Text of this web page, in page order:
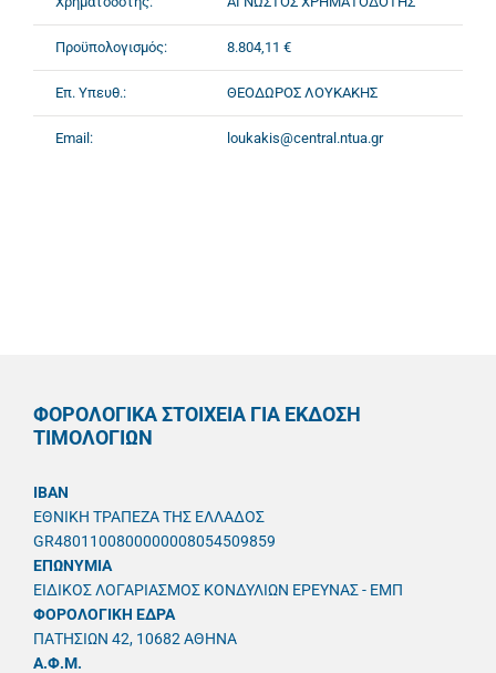
Προϋπολογισμός: 8.804,11 €
Επ. Υπευθ.: ΘΕΟΔΩΡΟΣ ΛΟΥΚΑΚΗΣ
Email: loukakis@central.ntua.gr
ΦΟΡΟΛΟΓΙΚΑ ΣΤΟΙΧΕΙΑ ΓΙΑ ΕΚΔΟΣΗ
ΤΙΜΟΛΟΓΙΩΝ
IBAN
ΕΘΝΙΚΗ ΤΡΑΠΕΖΑ ΤΗΣ ΕΛΛΑΔΟΣ
GR4801100800000008054509859
ΕΠΩΝΥΜΙΑ
ΕΙΔΙΚΟΣ ΛΟΓΑΡΙΑΣΜΟΣ ΚΟΝΔΥΛΙΩΝ ΕΡΕΥΝΑΣ - ΕΜΠ
ΦΟΡΟΛΟΓΙΚΗ ΕΔΡΑ
ΠΑΤΗΣΙΩΝ 42, 10682 ΑΘΗΝΑ
A.Φ.Μ.